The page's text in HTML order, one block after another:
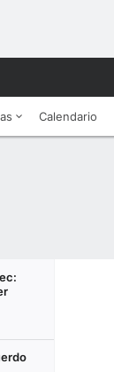
Calendario